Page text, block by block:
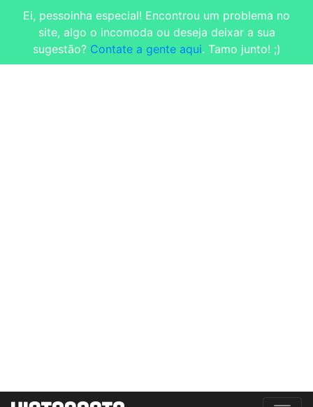
Ei, pessoinha especial! Encontrou um problema no
site, algo o incomoda ou deseja deixar a sua
sugestão? Contate a gente aqui. Tamo junto! ;)